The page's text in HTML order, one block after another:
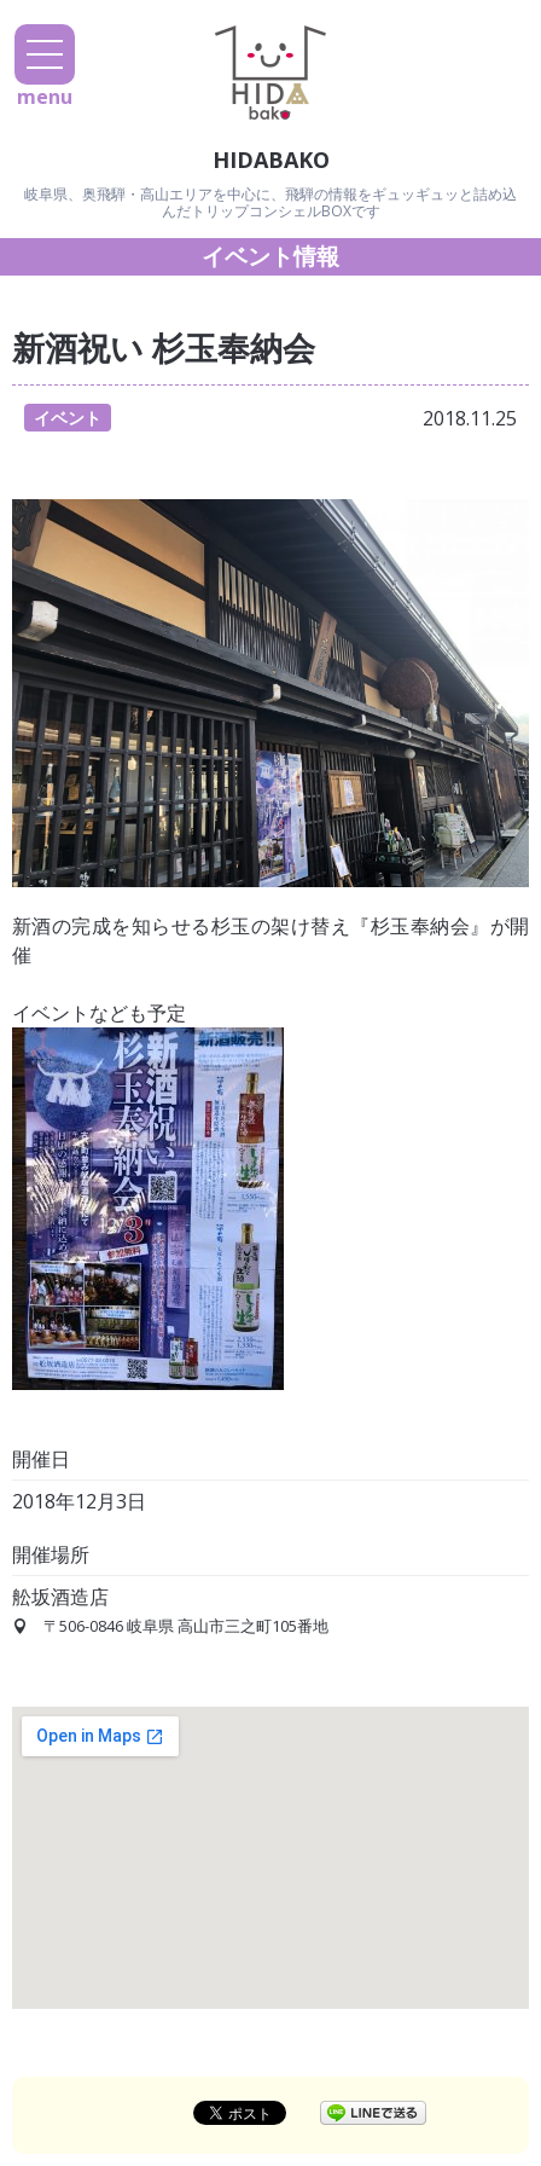
HIDABAKO
岐阜県、奥飛騨・高山エリアを中心に、飛騨の情報をギュッギュッと詰め込
んだトリップコンシェルBOXです
menu
イベント情報
新酒祝い 杉玉奉納会
イベント 2018.11.25
新酒の完成を知らせる杉玉の架け替え『杉玉奉納会』が開
催
イベントなども予定
開催日
2018年12月3日
開催場所
舩坂酒造店
〒506-0846 岐阜県 高山市三之町105番地